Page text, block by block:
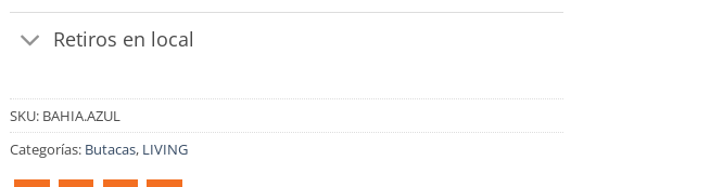
Retiros en local
SKU: BAHIA.AZUL
Categorías: Butacas, LIVING